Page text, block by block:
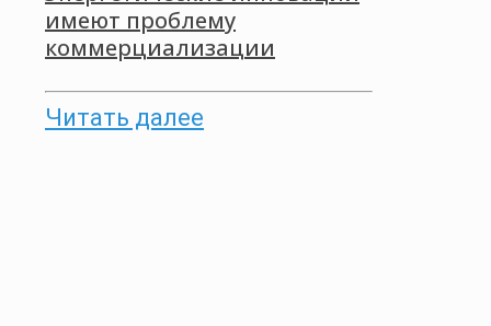
имеют проблему
коммерциализации
Читать далее